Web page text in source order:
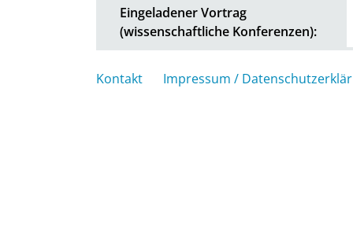
Eingeladener Vortrag
(wissenschaftliche Konferenzen):
Kontakt Impressum /